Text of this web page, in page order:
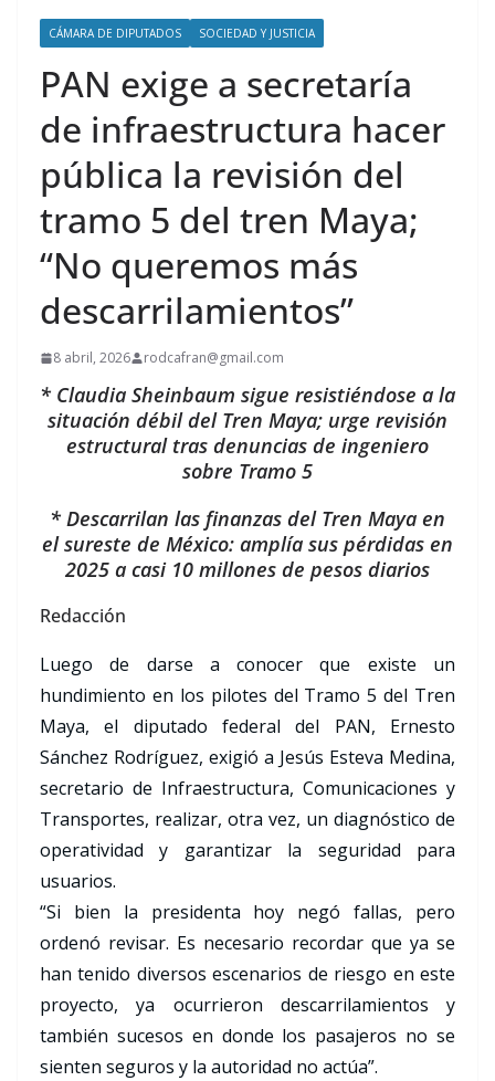
CÁMARA DE DIPUTADOS SOCIEDAD Y JUSTICIA
PAN exige a secretaría
de infraestructura hacer
pública la revisión del
tramo 5 del tren Maya;
“No queremos más
descarrilamientos”
8 abril, 2026 rodcafran@gmail.com
* Claudia Sheinbaum sigue resistiéndose a la
situación débil del Tren Maya; urge revisión
estructural tras denuncias de ingeniero
sobre Tramo 5
*⁠ Descarrilan las finanzas del Tren Maya en
el sureste de México: amplía sus pérdidas en
2025 a casi 10 millones de pesos diarios
Redacción
Luego de darse a conocer que existe un
hundimiento en los pilotes del Tramo 5 del Tren
Maya, el diputado federal del PAN, Ernesto
Sánchez Rodríguez, exigió a Jesús Esteva Medina,
secretario de Infraestructura, Comunicaciones y
Transportes, realizar, otra vez, un diagnóstico de
operatividad y garantizar la seguridad para
usuarios.
“Si bien la presidenta hoy negó fallas, pero
ordenó revisar. Es necesario recordar que ya se
han tenido diversos escenarios de riesgo en este
proyecto, ya ocurrieron descarrilamientos y
también sucesos en donde los pasajeros no se
sienten seguros y la autoridad no actúa”.